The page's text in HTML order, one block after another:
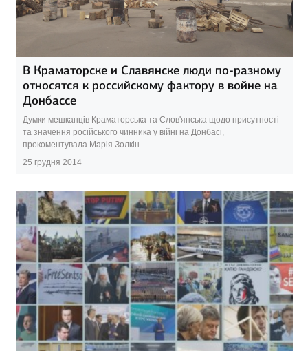
В Краматорске и Славянске люди по-разному
относятся к российскому фактору в войне на
Донбассе
Думки мешканців Краматорська та Слов'янська щодо присутності
та значення російського чинника у війні на Донбасі,
прокоментувала Марія Золкін...
25 грудня 2014